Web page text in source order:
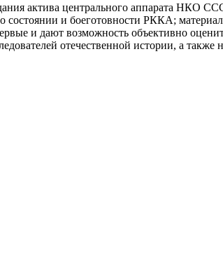
актива центрального аппарата НКО
и боеготовности РККА;
и дают возможность объективно
отечественной истории, а также